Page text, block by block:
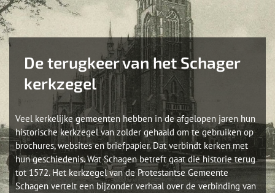
De terugkeer van het Schager
kerkzegel
Veel kerkelijke gemeenten hebben in de afgelopen jaren hun
historische kerkzegel van zolder gehaald om te gebruiken op
brochures, websites en briefpapier. Dat verbindt kerken met
hun geschiedenis. Wat Schagen betreft gaat die historie terug
tot 1572. Het kerkzegel van de Protestantse Gemeente
Schagen vertelt een bijzonder verhaal over de verbinding van